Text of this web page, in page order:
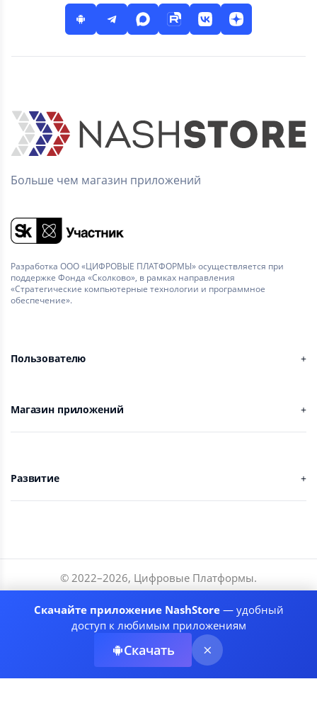
Больше чем магазин приложений
Разработка ООО «ЦИФРОВЫЕ ПЛАТФОРМЫ» осуществляется при
поддержке Фонда «Сколково», в рамках направления
«Стратегические компьютерные технологии и программное
обеспечение».
Пользователю
Магазин приложений
Развитие
© 2022–2026, Цифровые Платформы.
Разработчики
Соглашение
Рекомендательные системы
Скачайте приложение NashStore— удобный
доступ к любимым приложениям
Скачать